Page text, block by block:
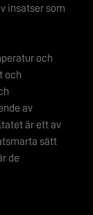
insatser som
och
och
av
är ett av
sätt
de